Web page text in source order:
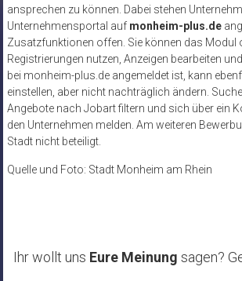
ansprechen zu können. Dabei stehen
Unternehmensportal auf monheim-plus.de
Zusatzfunktionen offen. Sie können das Modul
Registrierungen nutzen, Anzeigen bearbeiten
bei monheim-plus.de angemeldet ist, kann
einstellen, aber nicht nachträglich ändern.
Angebote nach Jobart filtern und sich über ein
den Unternehmen melden. Am weiteren
Stadt nicht beteiligt.
Quelle und Foto: Stadt Monheim am Rhein
Ihr wollt uns Eure Meinung sagen?